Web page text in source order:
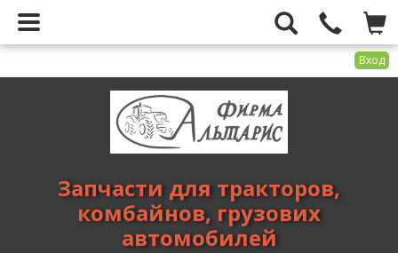
Вход
тракторов,
комбайнов,
Запчасти для тракторов,
комбайнов, грузових
автомобилей